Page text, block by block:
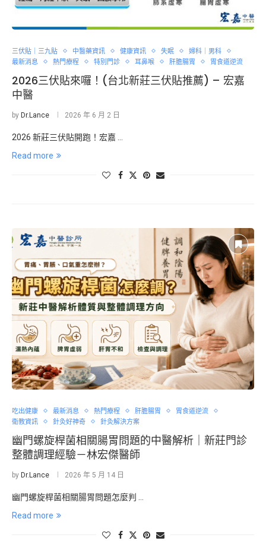
三伏貼｜三九貼 中醫藥資訊 健康資訊 失眠
婦科｜男科
最新消息
熱門療程 特別門診 耳鼻喉 肝膽腸胃 胃食道逆流
2026三伏貼來囉！(台北新莊三伏貼推薦) – 宏嘉
中醫
by Dr.Lance 2026 年 6 月 2 日
2026 新莊三伏貼開跑！宏嘉 …
Read more
吃出健康 最新消息 熱門療程 肝膽腸胃
胃食道逆流
衛教資訊
針灸好神奇 針灸解決方案
幽門螺旋桿菌相關腸胃問題的中醫解析｜新莊門診
整體調理經驗－林宏傑醫師
by Dr.Lance 2026 年 5 月 14 日
幽門螺旋桿菌相關腸胃問題怎麼判 …
Read more